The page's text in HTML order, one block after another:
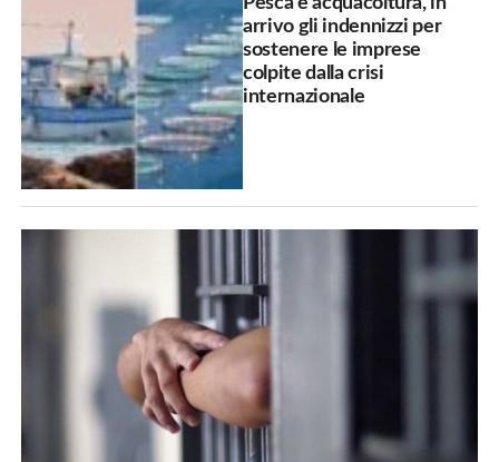
arrivo gli indennizzi per
sostenere le imprese
colpite dalla crisi
internazionale